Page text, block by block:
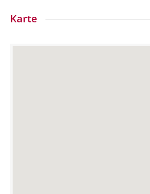
Karte